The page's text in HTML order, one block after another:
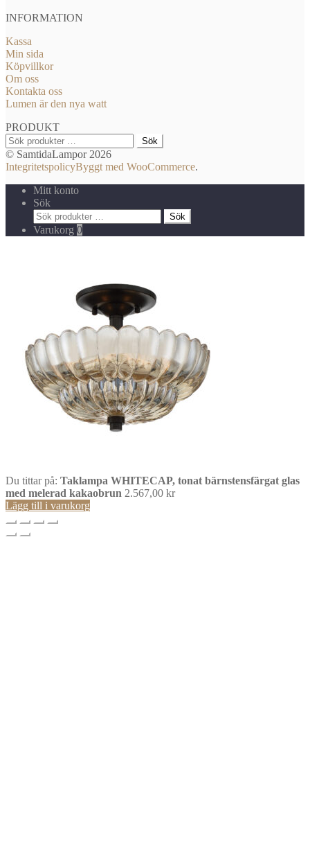
INFORMATION
Kassa
Min sida
Köpvillkor
Om oss
Kontakta oss
Lumen är den nya watt
PRODUKT
Sök
efter:
Sök
© SamtidaLampor 2026
IntegritetspolicyByggt med WooCommerce.
Mitt konto
Sök
Sök
efter:
Sök
Varukorg 0
Du tittar på: Taklampa WHITECAP, tonat bärnstensfärgat glas
med melerad kakaobrun 2.567,00 kr
Lägg till i varukorg